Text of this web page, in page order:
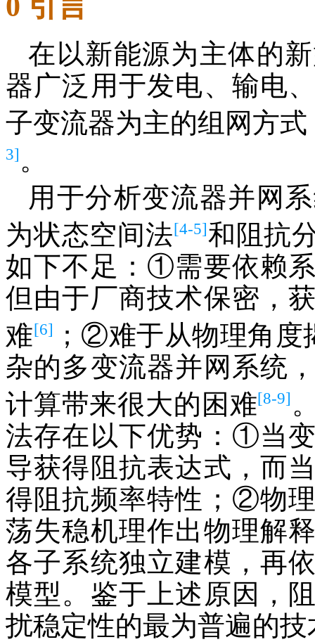
在以新能源为主体的
器广泛用于发电、输电
子变流器为主的组网方
3] 。
用于分析变流器并网
为状态空间法[4-5]和阻抗
如下不足：①需要依赖
但由于厂商技术保密，
难[6]
；②难于从物理角度
杂的多变流器并网系统
计算带来很大的困难[8-9]
法存在以下优势：①当
导获得阻抗表达式，而
得阻抗频率特性；②物
荡失稳机理作出物理解
各子系统独立建模，再
模型。鉴于上述原因，
扰稳定性的最为普遍的